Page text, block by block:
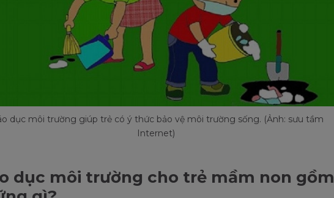
dục môi trường giúp trẻ có ý thức bảo vệ môi trường sống. (Ảnh: sưu tầm
Internet)
dục môi trường cho trẻ mầm non gồm